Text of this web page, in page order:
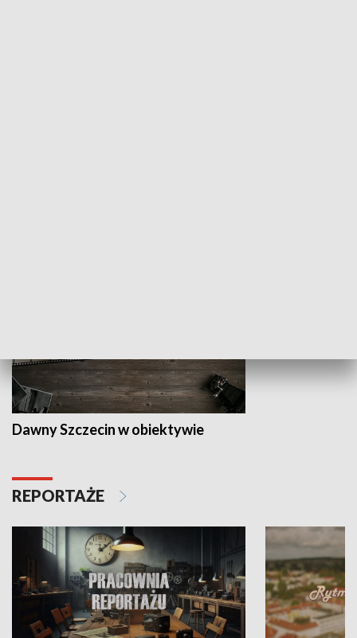
Dawny Szczecin w obiektywie
REPORTAŻE